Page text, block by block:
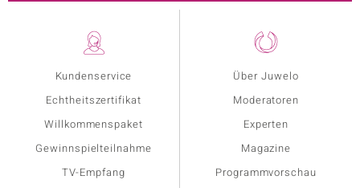
Kundenservice
Echtheitszertifikat
Willkommenspaket
Gewinnspielteilnahme
TV-Empfang
Über Juwelo
Moderatoren
Experten
Magazine
Programmvorschau